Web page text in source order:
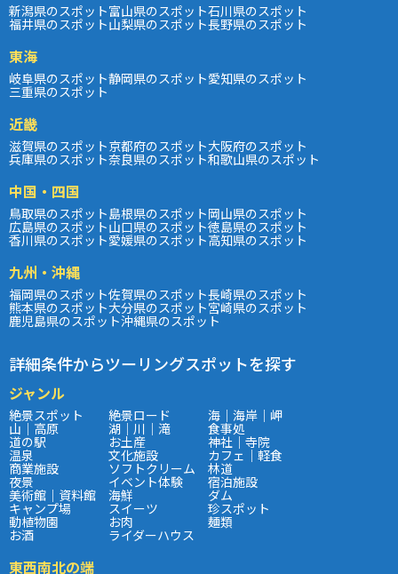
新潟県のスポット富山県のスポット石川県のスポット
福井県のスポット山梨県のスポット長野県のスポット
東海
岐阜県のスポット静岡県のスポット愛知県のスポット
三重県のスポット
近畿
滋賀県のスポット京都府のスポット大阪府のスポット
兵庫県のスポット奈良県のスポット和歌山県のスポット
中国・四国
鳥取県のスポット島根県のスポット岡山県のスポット
広島県のスポット山口県のスポット徳島県のスポット
香川県のスポット愛媛県のスポット高知県のスポット
九州・沖縄
福岡県のスポット佐賀県のスポット長崎県のスポット
熊本県のスポット大分県のスポット宮崎県のスポット
鹿児島県のスポット沖縄県のスポット
詳細条件からツーリングスポットを探す
ジャンル
絶景スポット 絶景ロード 海｜海岸｜岬
山｜高原 湖｜川｜滝 食事処
道の駅 お土産 神社｜寺院
温泉 文化施設 カフェ｜軽食
商業施設 ソフトクリーム 林道
夜景 イベント体験 宿泊施設
美術館｜資料館 海鮮 ダム
キャンプ場 スイーツ 珍スポット
動植物園 お肉 麺類
お酒 ライダーハウス
東西南北の端